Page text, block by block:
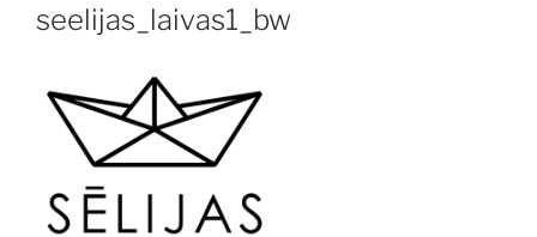
seelijas_laivas1_bw